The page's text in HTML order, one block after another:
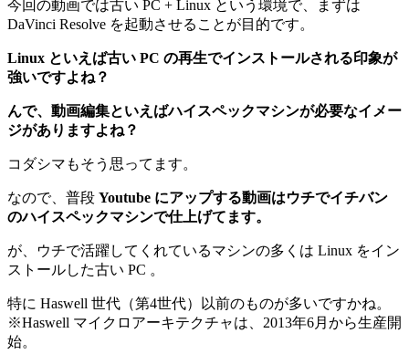
今回の動画では古い PC + Linux という環境で、まずは
DaVinci Resolve を起動させることが目的です。
Linux といえば古い PC の再生でインストールされる印象が
強いですよね？
んで、動画編集といえばハイスペックマシンが必要なイメー
ジがありますよね？
コダシマもそう思ってます。
なので、普段 Youtube にアップする動画はウチでイチバン
のハイスペックマシンで仕上げてます。
が、ウチで活躍してくれているマシンの多くは Linux をイン
ストールした古い PC 。
特に Haswell 世代（第4世代）以前のものが多いですかね。
※Haswell マイクロアーキテクチャは、2013年6月から生産開
始。